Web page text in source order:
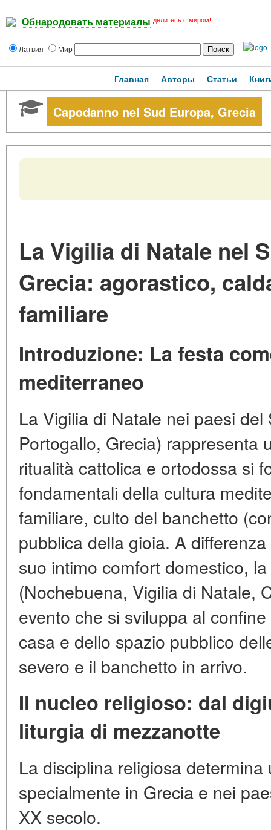
Обнародовать материалы делитесь с миром!
Латвия Мир
Главная Авторы Статьи
Capodanno nel Sud Europa, Grecia
La Vigilia di Natale nel
Grecia: agorastico,
familiare
Introduzione: La festa
mediterraneo
La Vigilia di Natale nei paesi
Portogallo, Grecia) rappresenta
ritualità cattolica e ortodossa si
fondamentali della cultura
familiare, culto del banchetto
pubblica della gioia. A
suo intimo comfort domestico,
(Nochebuena, Vigilia di Natale,
evento che si sviluppa al
casa e dello spazio pubblico
severo e il banchetto in arrivo.
Il nucleo religioso: dal
liturgia di mezzanotte
La disciplina religiosa
specialmente in Grecia e nei
XX secolo.